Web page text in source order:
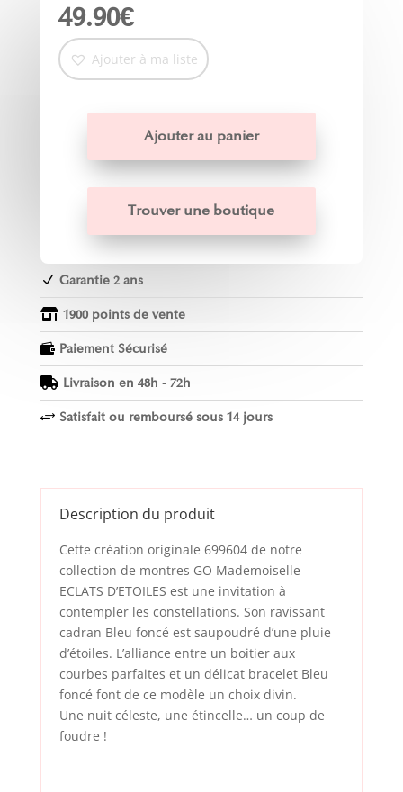
49.90€
Ajouter à ma liste
Ajouter au panier
Trouver une boutique
N Garantie 2 ans
 1900 points de vente
 Paiement Sécurisé
 Livraison en 48h - 72h
+ Satisfait ou remboursé sous 14 jours
Description du produit
Cette création originale 699604 de notre
collection de montres GO Mademoiselle
ECLATS D’ETOILES est une invitation à
contempler les constellations. Son ravissant
cadran Bleu foncé est saupoudré d’une pluie
d’étoiles. L’alliance entre un boitier aux
courbes parfaites et un délicat bracelet Bleu
foncé font de ce modèle un choix divin.
Une nuit céleste, une étincelle… un coup de
foudre !